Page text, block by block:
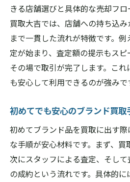
きる店舗選びと具体的な売却フロ
買取大吉では、店舗への持ち込
まで一貫した流れが特徴です。
定が始まり、査定額の提示もス
その場で取引が完了します。こ
も安心して利用できるのが強みで
初めてでも安心のブランド買取
初めてブランド品を買取に出す
な手順が安心材料です。まず、買
次にスタッフによる査定、そし
の成約という流れです。具体的